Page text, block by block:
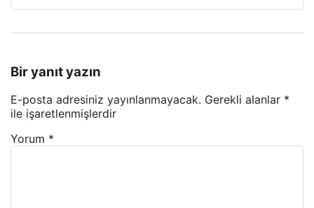
Bir yanıt yazın
E-posta adresiniz yayınlanmayacak. Gerekli alanlar *
ile işaretlenmişlerdir
Yorum *